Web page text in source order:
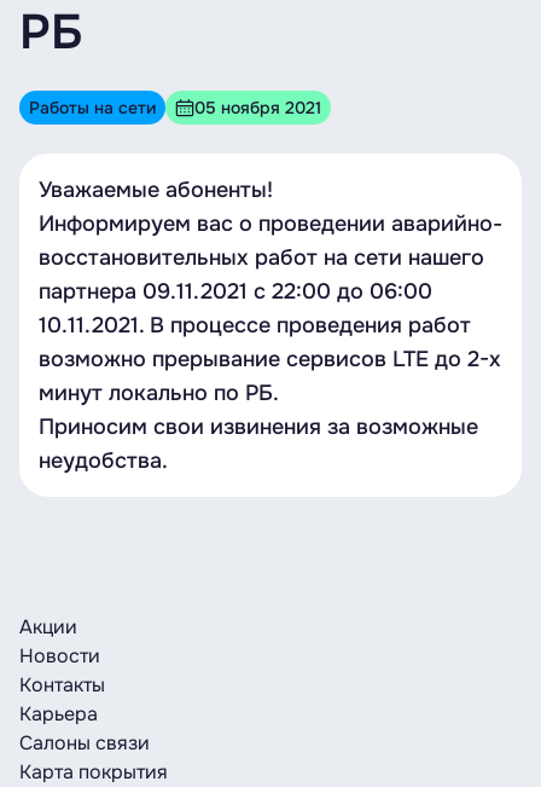
РБ
Работы на сети 05 ноября 2021
Уважаемые абоненты!
Информируем вас о проведении аварийно-
восстановительных работ на сети нашего
партнера 09.11.2021 c 22:00 до 06:00
10.11.2021. В процессе проведения работ
возможно прерывание сервисов LTE до 2-х
минут локально по РБ.
Приносим свои извинения за возможные
неудобства.
Акции
Новости
Контакты
Карьера
Салоны связи
Карта покрытия